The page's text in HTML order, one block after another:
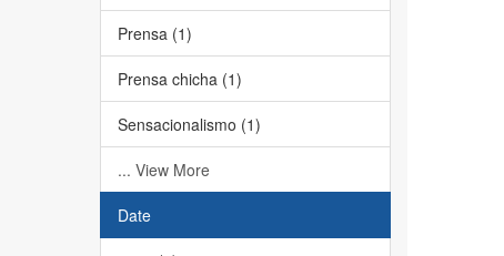
Prensa (1)
Prensa chicha (1)
Sensacionalismo (1)
... View More
Date